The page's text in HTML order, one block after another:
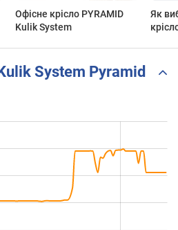
Офісне крісло PYRAMID
Kulik System
Як
System Pyramid